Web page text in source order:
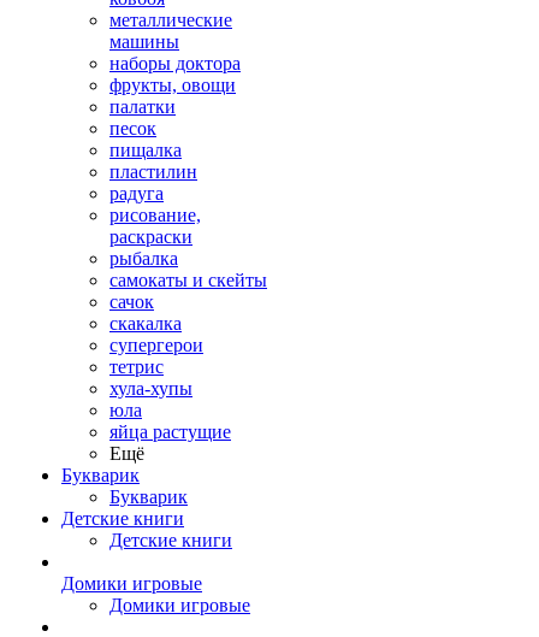
металлические
машины
наборы доктора
фрукты, овощи
палатки
песок
пищалка
пластилин
радуга
рисование,
раскраски
рыбалка
самокаты и скейты
сачок
скакалка
супергерои
тетрис
хула-хупы
юла
яйца растущие
Ещё
Букварик
Букварик
Детские книги
Детские книги
Домики игровые
Домики игровые